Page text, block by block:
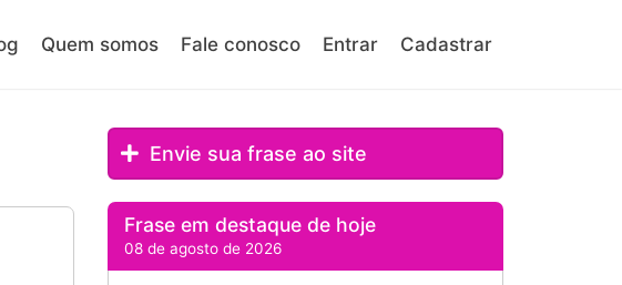
Quem somos Fale conosco Entrar Cadastrar
Envie sua frase ao site
Frase em destaque de hoje
08 de agosto de 2026